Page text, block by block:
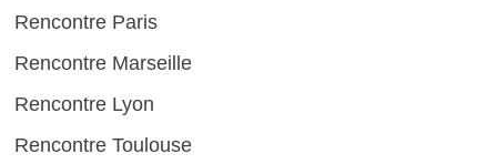
Rencontre Paris
Rencontre Marseille
Rencontre Lyon
Rencontre Toulouse